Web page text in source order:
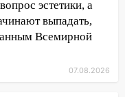
«Час
день
и
эстетики, а
выпадать,
Всемирной
07.08.2026